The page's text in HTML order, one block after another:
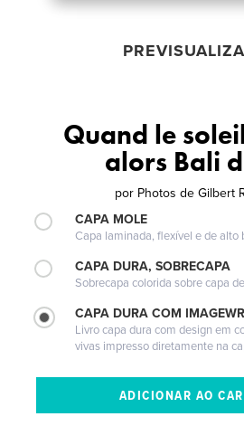
Quand le
alors Bali
por Photos de Gilbert
CAPA MOLE
Capa laminada, flexível e de alto
CAPA DURA, SOBRECAPA
Sobrecapa colorida sobre capa
CAPA DURA COM
Livro capa dura com design em
vivas impresso diretamente na